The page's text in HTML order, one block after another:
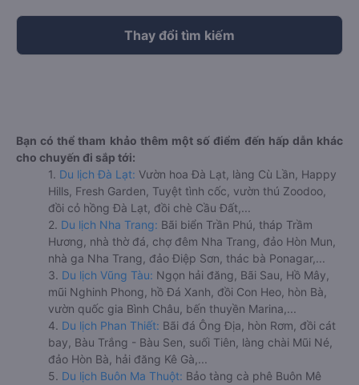
Thay đổi tìm kiếm
Bạn có thể tham khảo thêm một số điểm đến hấp dẫn khác
cho chuyến đi sắp tới:
1. Du lịch Đà Lạt: Vườn hoa Đà Lạt, làng Cù Lần, Happy
Hills, Fresh Garden, Tuyệt tình cốc, vườn thú Zoodoo,
đồi cỏ hồng Đà Lạt, đồi chè Cầu Đất,...
2. Du lịch Nha Trang: Bãi biển Trần Phú, tháp Trầm
Hương, nhà thờ đá, chợ đêm Nha Trang, đảo Hòn Mun,
nhà ga Nha Trang, đảo Điệp Sơn, thác bà Ponagar,...
3. Du lịch Vũng Tàu: Ngọn hải đăng, Bãi Sau, Hồ Mây,
mũi Nghinh Phong, hồ Đá Xanh, đồi Con Heo, hòn Bà,
vườn quốc gia Bình Châu, bến thuyền Marina,...
4. Du lịch Phan Thiết: Bãi đá Ông Địa, hòn Rơm, đồi cát
bay, Bàu Trắng - Bàu Sen, suối Tiên, làng chài Mũi Né,
đảo Hòn Bà, hải đăng Kê Gà,...
5. Du lịch Buôn Ma Thuột: Bảo tàng cà phê Buôn Mê